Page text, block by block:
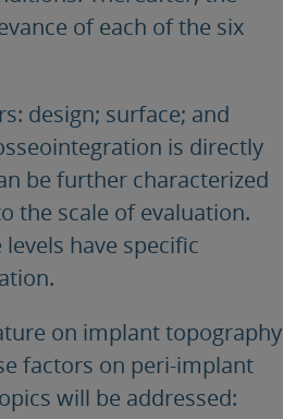
of each of the six
design; surface; and
is directly
be further characterized
the scale of evaluation.
have specific
on implant topography
factors on peri-implant
will be addressed: